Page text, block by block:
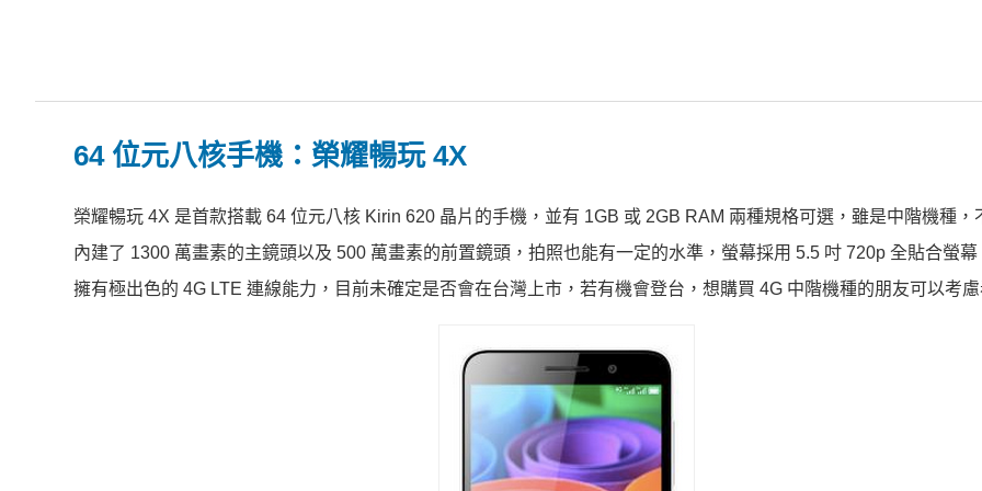
64 位元八核手機：榮耀暢玩 4X
榮耀暢玩 4X 是首款搭載 64 位元八核 Kirin 620 晶片的手機，並有 1GB 或 2GB RAM 兩種規格可選，雖是中階機種，
內建了 1300 萬畫素的主鏡頭以及 500 萬畫素的前置鏡頭，拍照也能有一定的水準，螢幕採用 5.5 吋 720p 全貼合螢幕
擁有極出色的 4G LTE 連線能力，目前未確定是否會在台灣上市，若有機會登台，想購買 4G 中階機種的朋友可以考慮